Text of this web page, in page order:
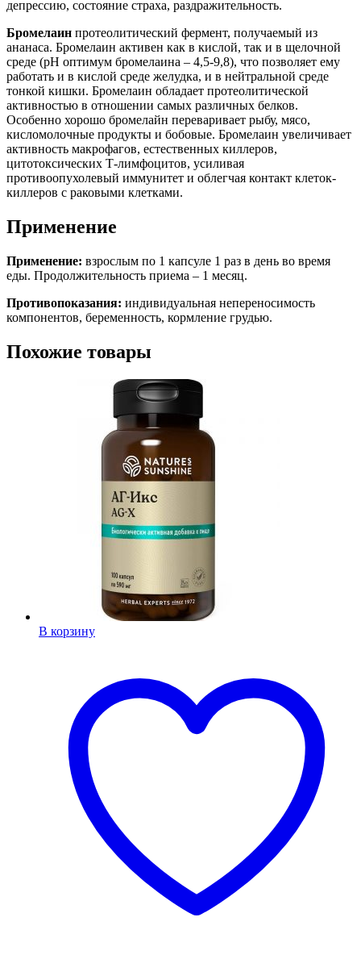
депрессию, состояние страха, раздражительность.
Бромелаин протеолитический фермент, получаемый из
ананаса. Бромелаин активен как в кислой, так и в щелочной
среде (рН оптимум бромелаина – 4,5-9,8), что позволяет ему
работать и в кислой среде желудка, и в нейтральной среде
тонкой кишки. Бромелаин обладает протеолитической
активностью в отношении самых различных белков.
Особенно хорошо бромелайн переваривает рыбу, мясо,
кисломолочные продукты и бобовые. Бромелаин увеличивает
активность макрофагов, естественных киллеров,
цитотоксических Т-лимфоцитов, усиливая
противоопухолевый иммунитет и облегчая контакт клеток-
киллеров с раковыми клетками.
Применение
Применение: взрослым по 1 капсуле 1 раз в день во время
еды. Продолжительность приема – 1 месяц.
Противопоказания: индивидуальная непереносимость
компонентов, беременность, кормление грудью.
Похожие товары
В корзину